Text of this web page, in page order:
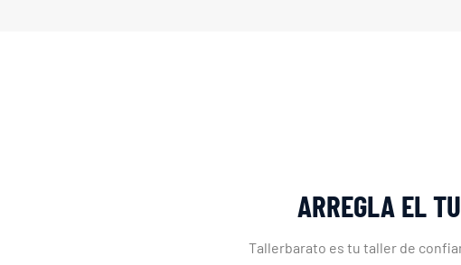
ARREGLA EL
Tallerbarato es tu taller de